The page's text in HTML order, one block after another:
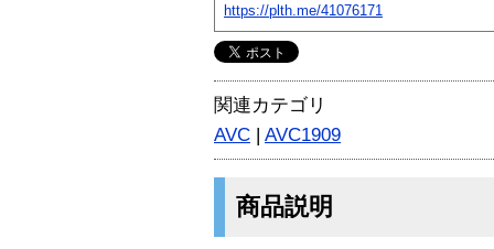
https://plth.me/41076171
関連カテゴリ
AVC | AVC1909
商品説明